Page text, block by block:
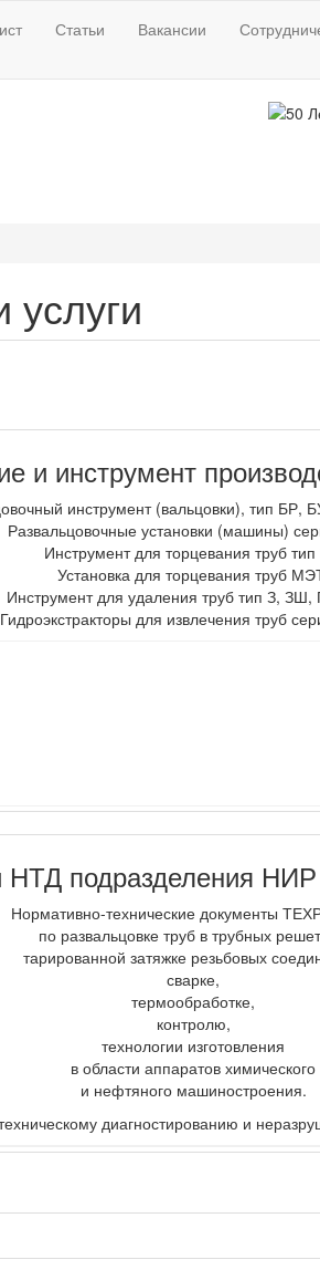
Статьи Вакансии
услуги
и инструмент
инструмент (вальцовки), тип
Развальцовочные установки (машины)
Инструмент для торцевания труб
Установка для торцевания труб
Инструмент для удаления труб тип З,
Гидроэкстракторы для извлечения труб
НТД подразделения
Нормативно-технические документы
по развальцовке труб в трубных
тарированной затяжке резьбовых
сварке,
термообработке,
контролю,
технологии изготовления
в области аппаратов химического
и нефтяного машиностроения.
диагностированию и